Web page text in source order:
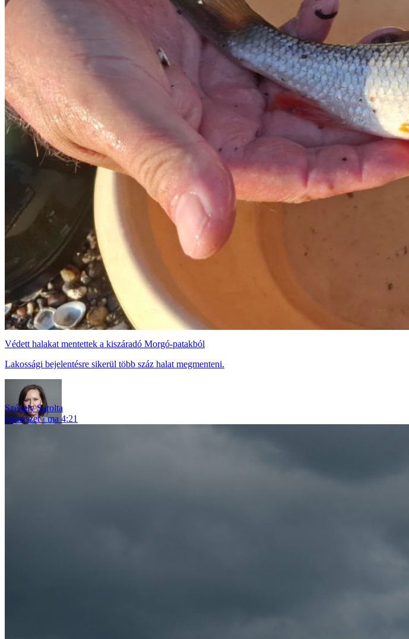
Védett halakat mentettek a kiszáradó Morgó-patakból
Lakossági bejelentésre sikerül több száz halat megmenteni.
Székely Sarolta
természet
ma 4:21